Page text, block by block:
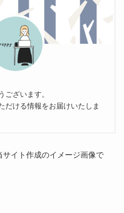
ございます。
だける情報をお届けいたしま
イト作成のイメージ画像で